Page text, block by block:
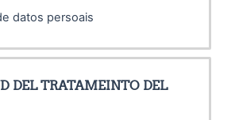
datos persoais
DEL TRATAMEINTO DEL